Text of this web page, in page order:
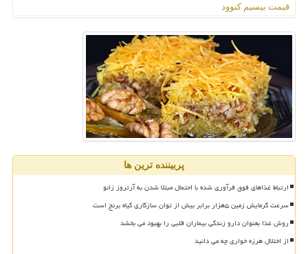
قیمت بیسیم کنوود
پربیننده ترین ها
ارتباط غذاهای فوق فرآوری شده با احتمال مبتلا شدن به آرتروز زانو
سرعت گرمایش زمین ۵هزار برابر بیش از توان سازگاری گیاه برنج است
روش غذا بعنوان دارو زندگی بیماران قلبی را بهبود می بخشد
از اختلال هرزه خواری چه می دانید